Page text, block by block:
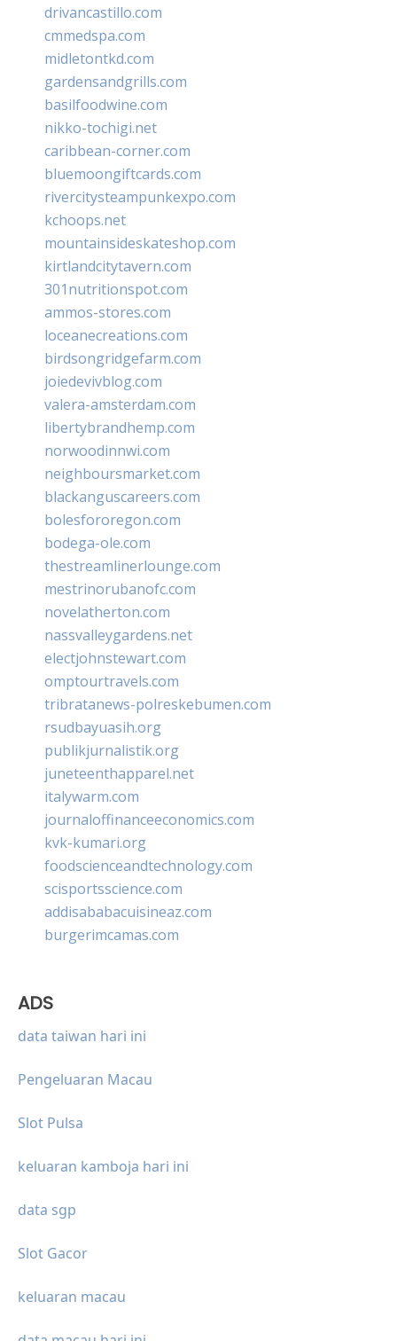
drivancastillo.com
cmmedspa.com
midletontkd.com
gardensandgrills.com
basilfoodwine.com
nikko-tochigi.net
caribbean-corner.com
bluemoongiftcards.com
rivercitysteampunkexpo.com
kchoops.net
mountainsideskateshop.com
kirtlandcitytavern.com
301nutritionspot.com
ammos-stores.com
loceanecreations.com
birdsongridgefarm.com
joiedevivblog.com
valera-amsterdam.com
libertybrandhemp.com
norwoodinnwi.com
neighboursmarket.com
blackanguscareers.com
bolesfororegon.com
bodega-ole.com
thestreamlinerlounge.com
mestrinorubanofc.com
novelatherton.com
nassvalleygardens.net
electjohnstewart.com
omptourtravels.com
tribratanews-polreskebumen.com
rsudbayuasih.org
publikjurnalistik.org
juneteenthapparel.net
italywarm.com
journaloffinanceeconomics.com
kvk-kumari.org
foodscienceandtechnology.com
scisportsscience.com
addisababacuisineaz.com
burgerimcamas.com
ADS
data taiwan hari ini
Pengeluaran Macau
Slot Pulsa
keluaran kamboja hari ini
data sgp
Slot Gacor
keluaran macau